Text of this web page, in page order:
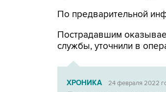
По предварительной
Пострадавшим
службы, уточнили в
ХРОНИКА 24 февраля 2022